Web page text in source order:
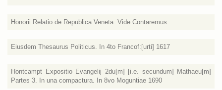
Honorii Relatio de Republica Veneta. Vide Contaremus.
Eiusdem Thesaurus Politicus. In 4to Francof:[urti] 1617
Hontcampt Expositio Evangelij 2du[m] [i.e. secundum] Mathaeu[m]
Partes 3. In una compactura. In 8vo Moguntiae 1690